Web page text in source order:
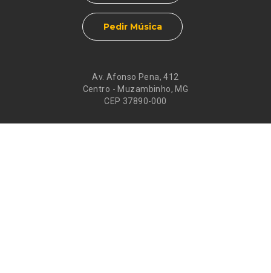
Av. Afonso Pena, 412
Centro - Muzambinho, MG
CEP 37890-000
Pedir Música